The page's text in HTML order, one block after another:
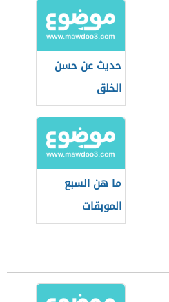
حديث عن حسن
الخلق
ما هن السبع
الموبقات